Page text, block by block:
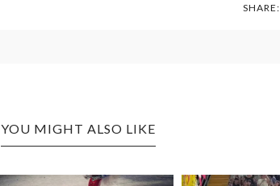
SHARE:
YOU MIGHT ALSO LIKE